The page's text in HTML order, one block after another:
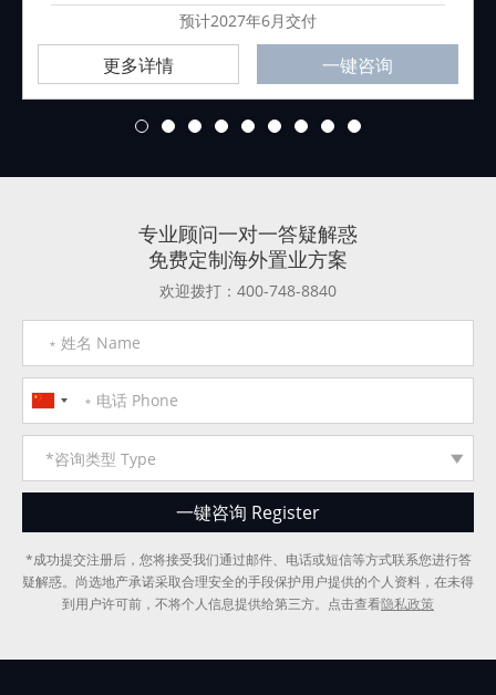
预计2027年6月交付
更多详情 一键咨询
3 4 5 6 7 8 9
专业顾问一对一答疑解惑
免费定制海外置业方案
欢迎拨打：400-748-8840
*成功提交注册后，您将接受我们通过邮件、电话或短信等方式联系您进行答
疑解惑。尚选地产承诺采取合理安全的手段保护用户提供的个人资料，在未得
到用户许可前，不将个人信息提供给第三方。点击查看隐私政策